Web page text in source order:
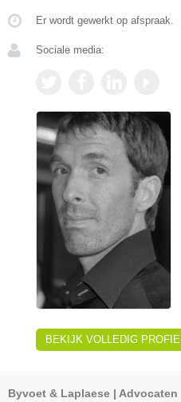
Er wordt gewerkt op afspraak.
Sociale media:
BEKIJK VOLLEDIG PROFIEL
Byvoet & Laplaese | Advocaten